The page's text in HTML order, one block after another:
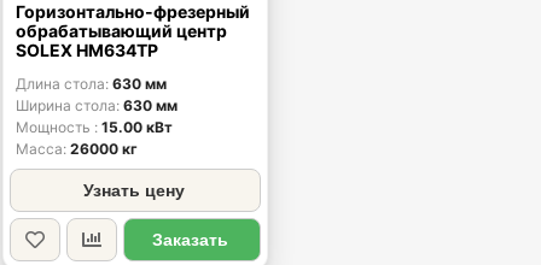
Горизонтально-фрезерный
обрабатывающий центр
SOLEX HM634TP
Длина стола 630 мм
Ширина стола 630 мм
Мощность
15.00 кВт
Масса 26000 кг
Узнать цену
Заказать